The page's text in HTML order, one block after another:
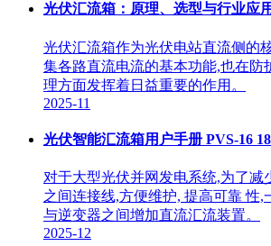
光伏汇流箱：原理、选型与行业应
光伏汇流箱作为光伏电站直流侧的
集各路直流电流的基本功能,也在防
理方面发挥着日益重要的作用。
2025-11
光伏智能汇流箱用户手册 PVS-16
对于大型光伏并网发电系统,为了减
之间连接线,方便维护, 提高可靠 性,
与逆变器之间增加直流汇流装置。
2025-12